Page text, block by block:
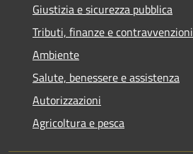
Giustizia e sicurezza pubblica
Tributi, finanze e contravvenzioni
Ambiente
Salute, benessere e assistenza
Autorizzazioni
Agricoltura e pesca